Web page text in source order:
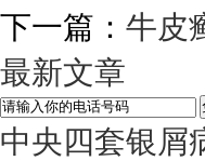
下一篇： 牛皮
最新文章
中央四套银屑